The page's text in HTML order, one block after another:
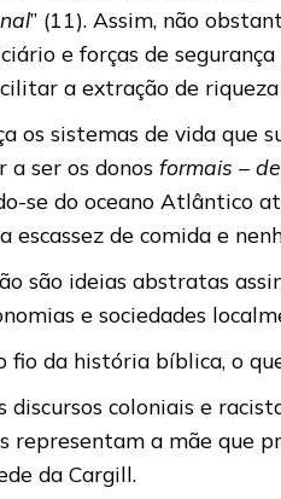
” (11). Assim, não
e forças de
a extração de
os sistemas de vida que
a ser os donosformais –
se do oceano Atlântico
escassez de comida e
são ideias abstratas
e sociedades
fio da história bíblica, o
discursos coloniais e
representam a mãe que
da Cargill.